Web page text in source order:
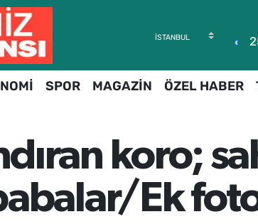
SPOR MAGAZİN ÖZEL HABER
koro;
Ek